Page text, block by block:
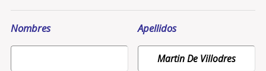
Nombres Apellidos